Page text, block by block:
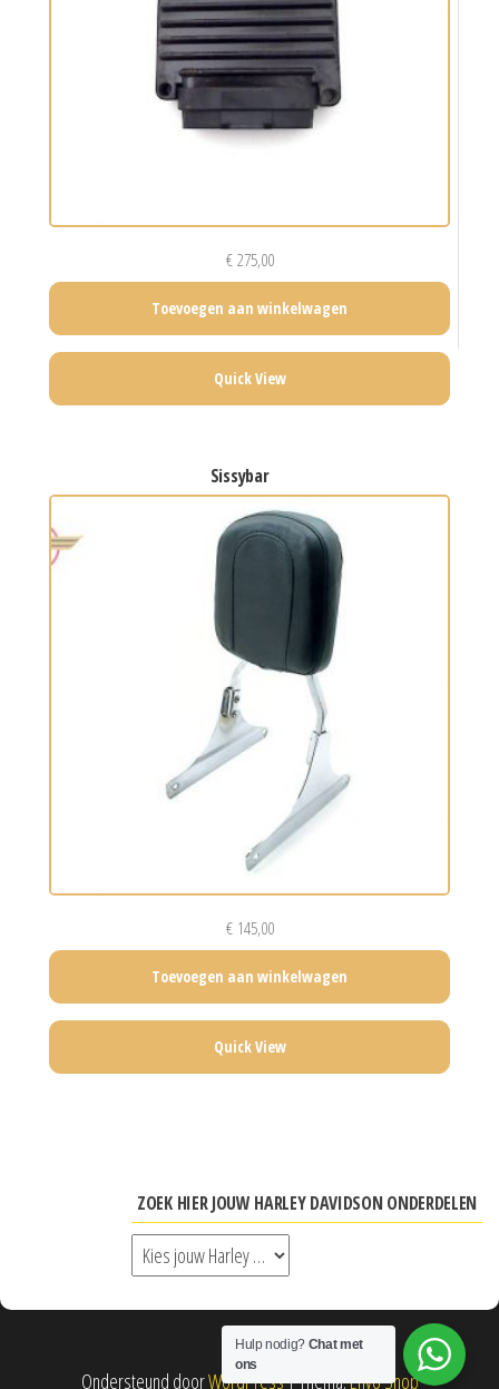
€275,00
Toevoegen aan winkelwagen
Quick View
sissybar
€145,00
Toevoegen aan winkelwagen
Quick View
ZOEK HIER JOUW HARLEY DAVIDSON ONDERDELEN
Ondersteund doorWordPress|Thema:Envo Shop
Hulp nodig? Chat met
ons